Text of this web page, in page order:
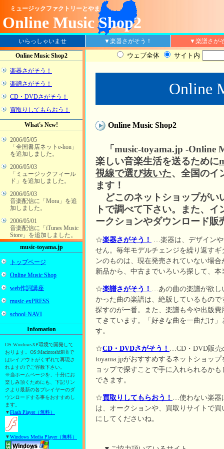
ミュージックファクトリーとやま
Online Music Shop2
ラグインが必要です
いらっしゃいませ ▼楽器さがそう！ ▼楽譜さが
Online Music Shop2
楽器さがそう！
楽譜さがそう！
CD・DVDさがそう！
買取りしてもらおう！
What's New!
2006/05/05
「全国書店ネットe-hon」
を追加しました。
2006/05/03
「ミュージックフィール
ド」を追加しました。
2006/05/03
音楽配信に「Mora」を追
加しました。
2006/05/01
音楽配信に「iTunes Music
Store」を追加しました。
2006/03/30
加しました。
2005/05/25
を追加しました。
2005/04/16
ョン』好評に付き、楽器・
楽譜購入支援サイト
『Online Music Shop2』へ
2005/03/01
『music-toyama.jpオークシ
ョン』オープンしました。
music-toyama.jp
トップページ
Online Music Shop
web作詞講座
music-exPRESS
school-NAVI
Infomation
OS:WindowsXP環境で開発して
おります。OS:Macintosh環境で
はレイアウトがくずれて再現さ
れますのでご容赦下さい。
※当ホームページを、十分にお
楽しみ頂くためにも、下記リン
クより最新の各プレイヤーのダ
ウンロードする事をおすすめし
ます。
▼Flash Player（無料）
▼Windows Media Player（無料）
ウェブ全体 サイト内
Online
Online Music Shop2
「music-toyama.jp -Online
楽しい音楽生活を送るために
視線で選び抜いた、全国のイ
ます！
どこのネットショップがい
トで調べて下さい。また、
ークションやダウンロード販
☆楽器さがそう！
…楽器は、デザイン
せん。毎年モデルチェンジを繰り返す
ンのものは、現在発売されていない場合
新品から、中古までいろいろ探して、
☆楽譜さがそう！ …あの曲の楽譜が欲し
かった曲の楽譜は、絶版しているもの
探すのが一番。また、楽譜も今や出版
てきています。「好きな曲を一曲だけ
す。
☆CD・DVDさがそう！ …CD・DVD販売
toyama.jpがおすすめするネットショッ
ョップで探すことで手に入れられるか
できます。
☆買取りしてもらおう！ …使わない楽器
は、オークションや、買取りサイトで
にしてくださいね。